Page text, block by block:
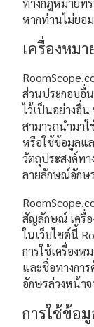
ทางกฎหมายที่ร
หากท่านไม่ยอ
เครื่องหม
ส่วนประกอบอื่
ไว้เป็นอย่างอื่
สามารถนำมา
หรือใช้ข้อมูลแ
วัตถุประสงค์ท
ลายลักษณ์อักษ
สัญลักษณ์ เครื่อ
ในเว็บไซต์นี้
การใช้เครื่องห
และชื่อทางกา
อักษรล่วงหน้าจ
การใช้ข้อ